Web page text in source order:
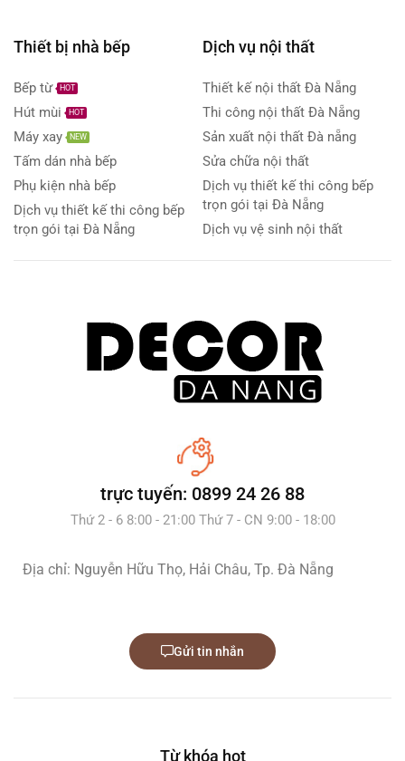
Thiết bị nhà bếp
Bếp từ HOT
Hút mùi HOT
Máy xay NEW
Tấm dán nhà bếp
Phụ kiện nhà bếp
Dịch vụ thiết kế thi công bếp
trọn gói tại Đà Nẵng
Dịch vụ nội thất
Thiết kế nội thất Đà Nẵng
Thi công nội thất Đà Nẵng
Sản xuất nội thất Đà nẵng
Sửa chữa nội thất
Dịch vụ thiết kế thi công bếp
trọn gói tại Đà Nẵng
Dịch vụ vệ sinh nội thất
trực tuyến: 0899 24 26 88
Thứ 2 - 6 8:00 - 21:00 Thứ 7 - CN 9:00 - 18:00
Địa chỉ: Nguyễn Hữu Thọ, Hải Châu, Tp. Đà Nẵng
Gửi tin nhắn
Từ khóa hot